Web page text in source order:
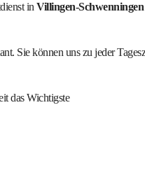
in Villingen-Schwenningen
Sie können uns zu jeder
das Wichtigste